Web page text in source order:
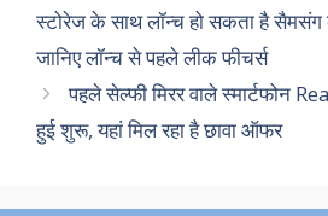
स्टोरेज के साथ लॉन्च हो सकता है सैमसंग
जानिए लॉन्च से पहले लीक फीचर्स
पहले सेल्फी मिरर वाले स्मार्टफोन
हुई शुरू, यहां मिल रहा है छावा ऑफर